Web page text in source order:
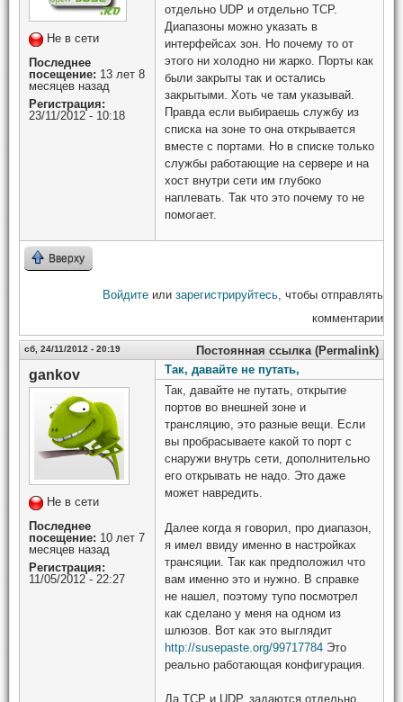
Не в сети
Последнее
посещение: 13 лет 8
месяцев назад
Регистрация:
23/11/2012 - 10:18
отдельно UDP и отдельно TCP.
Диапазоны можно указать в
интерфейсах зон. Но почему то от
этого ни холодно ни жарко. Порты как
были закрыты так и остались
закрытыми. Хоть че там указывай.
Правда если выбираешь службу из
списка на зоне то она открывается
вместе с портами. Но в списке только
службы работающие на сервере и на
хост внутри сети им глубоко
наплевать. Так что это почему то не
помогает.
Вверху
Войдите или зарегистрируйтесь, чтобы отправлять
комментарии
сб, 24/11/2012 - 20:19 Постоянная ссылка (Permalink)
gankov
Не в сети
Последнее
посещение: 10 лет 7
месяцев назад
Регистрация:
11/05/2012 - 22:27
Так, давайте не путать,
Так, давайте не путать, открытие
портов во внешней зоне и
трансляцию, это разные вещи. Если
вы пробрасываете какой то порт с
снаружи внутрь сети, дополнительно
его открывать не надо. Это даже
может навредить.
Далее когда я говорил, про диапазон,
я имел ввиду именно в настройках
трансяции. Так как предположил что
вам именно это и нужно. В справке
не нашел, поэтому тупо посмотрел
как сделано у меня на одном из
шлюзов. Вот как это выглядит
http://susepaste.org/99717784 Это
реально работающая конфигурация.
Да TCP и UDP, задаются отдельно,